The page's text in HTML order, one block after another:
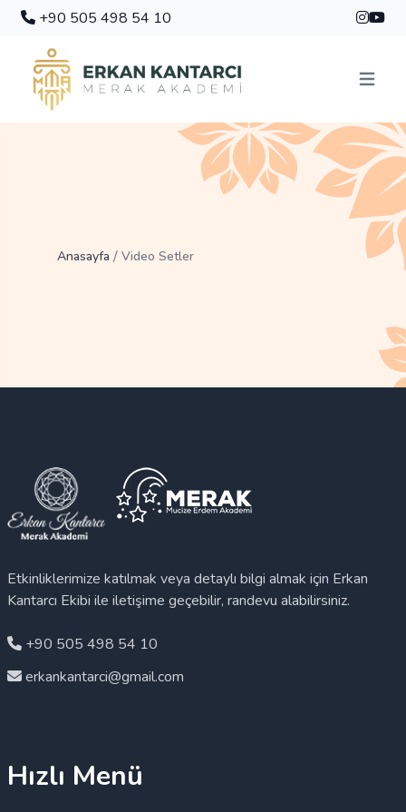
+90 505 498 54 10
Menüyü
Anasayfa / Video Setler
Etkinliklerimize katılmak veya detaylı bilgi almak için Erkan
Kantarcı Ekibi ile iletişime geçebilir, randevu alabilirsiniz.
+90 505 498 54 10
erkankantarci@gmail.com
Hızlı Menü